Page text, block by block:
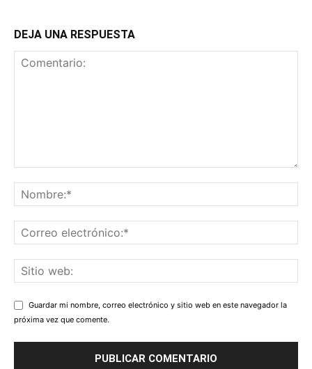
DEJA UNA RESPUESTA
Guardar mi nombre, correo electrónico y sitio web en este navegador la
próxima vez que comente.